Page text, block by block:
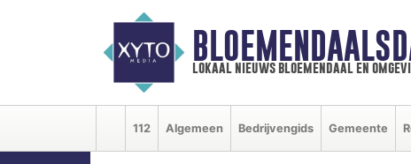
lokaal nieuws bloemendaal en
112 Algemeen Bedrijvengids Gemeente